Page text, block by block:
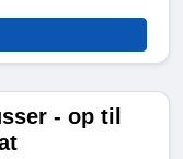
- op til